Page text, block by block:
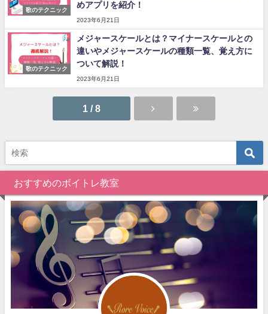
歌のテクニック
めアプリを紹介！
2023年6月21日
歌のテクニック
メジャースケールとは？マイナースケールとの
違いやメジャースケールの種類一覧、覚え方に
ついて解説！
2023年6月21日
1 / 8
おすすめのボイトレ教室